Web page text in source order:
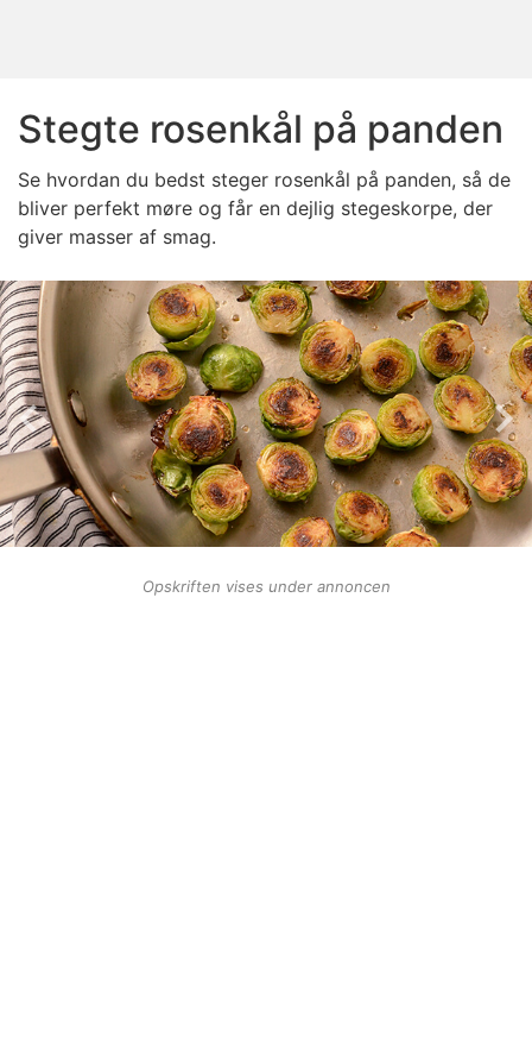
Stegte rosenkål på panden
Se hvordan du bedst steger rosenkål på panden, så de
bliver perfekt møre og får en dejlig stegeskorpe, der
giver masser af smag.
Opskriften vises under annoncen